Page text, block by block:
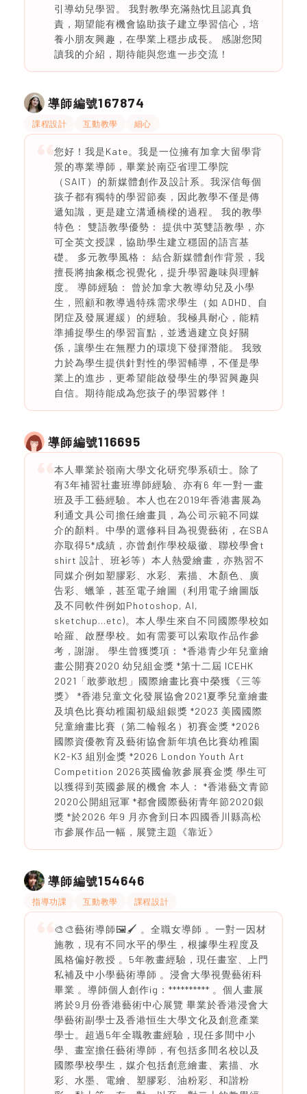
引導幼兒學習。 我對教學充滿熱忱且認真負
責，期望能有機會協助孩子建立學習信心，培
養小朋友興趣，在學業上穩步成長。 感謝您閱
讀我的介紹，期待能與您進一步交流！
導師編號167874
課程設計 互動教學 細心
您好！我是Kate。我是一位擁有加拿大留學背
景的專業導師，畢業於南亞省理工學院
（SAIT）的新媒體創作及設計系。我深信每個
孩子都有獨特的學習節奏，因此教學不僅是傳
遞知識，更是建立溝通橋樑的過程。 我的教學
特色： 雙語教學優勢： 提供中英雙語教學，亦
可全英文授課，協助學生建立穩固的語言基
礎。 多元教學風格： 結合新媒體創作背景，我
擅長將抽象概念視覺化，提升學習趣味與理解
度。 導師經驗： 曾於加拿大教導幼兒及小學
生，照顧和教導過特殊需求學生（如 ADHD、自
閉症及發展遲緩）的經驗。我極具耐心，能精
準捕捉學生的學習盲點，並透過建立良好關
係，讓學生在無壓力的環境下發揮潛能。 我致
力於為學生提供針對性的學習輔導，不僅是學
業上的進步，更希望能啟發學生的學習興趣與
自信。期待能成為您孩子的學習夥伴！
導師編號116695
本人畢業於嶺南大學文化研究學系碩士。除了
有3年補習社畫班導師經驗、亦有6 年一對一畫
班及手工藝經驗。本人也在2019年香港書展為
利通文具公司擔任繪畫員，為公司示範不同媒
介的顏料。中學的選修科目為視覺藝術，在SBA
亦取得5*成績，亦曾創作學校級徽、聯校學會t
shirt 設計、班衫等）本人熱愛繪畫，亦熟習不
同媒介例如塑膠彩、水彩、素描、木顏色、廣
告彩、蠟筆，甚至電子繪圖（利用電子繪圖版
及不同軟件例如Photoshop, AI,
sketchup...etc)。本人學生來自不同國際學校如
哈羅、啟歷學校。如有需要可以索取作品作參
考，謝謝。 學生曾獲獎項： *香港青少年兒童繪
畫公開賽2020 幼兒組金獎 *第十二屆 ICEHK
2021「敢夢敢想」國際繪畫比賽中榮獲《三等
獎》 *香港兒童文化發展協會2021夏季兒童繪畫
及填色比賽幼稚園初級組銀獎 *2023 美國國際
兒童繪畫比賽（第二輪報名）初賽金獎 *2026
國際資優教育及藝術協會新年填色比賽幼稚園
K2-K3 組別金獎 *2026 London Youth Art
Competition 2026英國倫敦參展賽金獎 學生可
以獲得到英國參展的機會 本人： *香港藝文青節
2020公開組冠軍 *都會國際藝術青年節2020銀
獎 *於2026 年9 月亦會到日本四國香川縣高松
市參展作品一幅，展覽主題《靠近》
導師編號154646
指導功課 互動教學 課程設計
🎨🎨藝術導師🖼🖌 。全職女導師 。一對一因材
施教，現有不同水平的學生，根據學生程度及
風格偏好教授 。5年教畫經驗，現任畫室、上門
私補及中小學藝術導師 。浸會大學視覺藝術科
畢業 。導師個人創作ig：********** 。個人畫展
將於9月份香港藝術中心展覽 畢業於香港浸會大
學藝術副學士及香港恒生大學文化及創意產業
學士。超過5年全職教畫經驗，現任多間中小
學、畫室擔任藝術導師，有包括多間名校以及
國際學校學生，媒介包括創意繪畫、素描、水
彩、水墨、電繪、塑膠彩、油粉彩、和諧粉